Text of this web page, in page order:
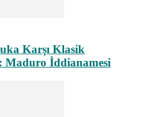
Karşı Klasik
Maduro İddianamesi